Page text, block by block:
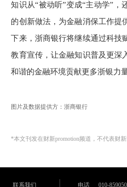
知识从“被动听”变成“主动学”，
的创新做法，为金融消保工作提
下来，浙商银行将继续通过科技
教育宣传，让金融知识普及更深
和谐的金融环境贡献更多浙银力量
图片及数据提供方：浙商银行
*本文刊发在财新promotion频道，不代表财
联系我们 电话 010-